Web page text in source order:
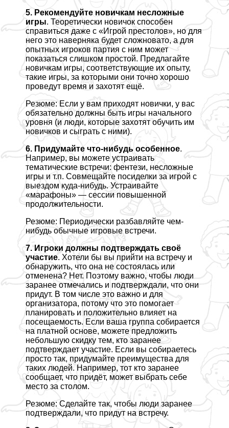
5. Рекомендуйте новичкам несложные
игры. Теоретически новичок способен
справиться даже с «Игрой престолов», но для
него это наверняка будет сложновато, а для
опытных игроков партия с ним может
показаться слишком простой. Предлагайте
новичкам игры, соответствующие их опыту,
такие игры, за которыми они точно хорошо
проведут время и захотят ещё.
Резюме: Если у вам приходят новички, у вас
обязательно должны быть игры начального
уровня (и люди, которые захотят обучить им
новичков и сыграть с ними).
6. Придумайте что-нибудь особенное.
Например, вы можете устраивать
тематические встречи: фентези, несложные
игры и т.п. Совмещайте посиделки за игрой с
выездом куда-нибудь. Устраивайте
«марафоны» — сессии повышенной
продолжительности.
Резюме: Периодически разбавляйте чем-
нибудь обычные игровые встречи.
7. Игроки должны подтверждать своё
участие. Хотели бы вы прийти на встречу и
обнаружить, что она не состоялась или
отменена? Нет. Поэтому важно, чтобы люди
заранее отмечались и подтверждали, что они
придут. В том числе это важно и для
организатора, потому что это помогает
планировать и положительно влияет на
посещаемость. Если ваша группа собирается
на платной основе, можете предложить
небольшую скидку тем, кто заранее
подтверждает участие. Если вы собираетесь
просто так, придумайте преимущества для
таких людей. Например, тот кто заранее
сообщает, что придёт, может выбрать себе
место за столом.
Резюме: Сделайте так, чтобы люди заранее
подтверждали, что придут на встречу.